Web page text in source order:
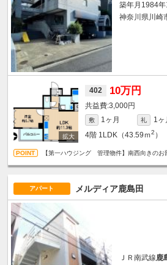
築年月1984
神奈川県川崎
402 10万円
3,000円
敷 1ヶ月 礼
1ヶ
4階 1LDK（43.59ｍ2 ）
【第一ハウジング 管理物件】南西向きのお
アパート メルディア鹿島田
ＪＲ南武線鹿